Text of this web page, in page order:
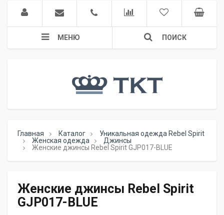
МЕНЮ ПОИСК
Главная Каталог
Уникальная одежда Rebel Spirit
Женская одежда
Джинсы
Женские джинсы Rebel Spirit GJP017-BLUE
Женские джинсы Rebel Spirit
GJP017-BLUE